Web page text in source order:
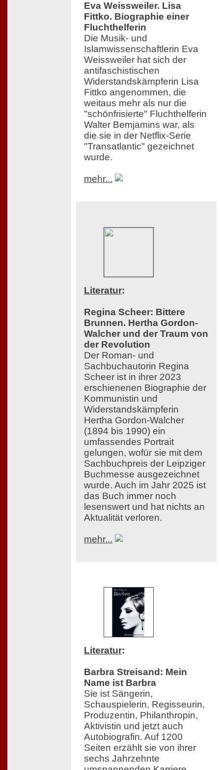
Eva Weissweiler. Lisa
Fittko. Biographie einer
Fluchthelferin
Die Musik- und
Islamwissenschaftlerin Eva
Weissweiler hat sich der
antifaschistischen
Widerstandskämpferin Lisa
Fittko angenommen, die
weitaus mehr als nur die
"schönfrisierte" Fluchthelferin
Walter Bemjamins war, als
die sie in der Netflix-Serie
"Transatlantic" gezeichnet
wurde.
mehr...
Literatur:
Regina Scheer: Bittere
Brunnen. Hertha Gordon-
Walcher und der Traum von
der Revolution
Der Roman- und
Sachbuchautorin Regina
Scheer ist in ihrer 2023
erschienenen Biographie der
Kommunistin und
Widerstandskämpferin
Hertha Gordon-Walcher
(1894 bis 1990) ein
umfassendes Portrait
gelungen, wofür sie mit dem
Sachbuchpreis der Leipziger
Buchmesse ausgezeichnet
wurde. Auch im Jahr 2025 ist
das Buch immer noch
lesenswert und hat nichts an
Aktualität verloren.
mehr...
Literatur:
Barbra Streisand: Mein
Name ist Barbra
Sie ist Sängerin,
Schauspielerin, Regisseurin,
Produzentin, Philanthropin,
Aktivistin und jetzt auch
Autobiografin. Auf 1200
Seiten erzählt sie von ihrer
sechs Jahrzehnte